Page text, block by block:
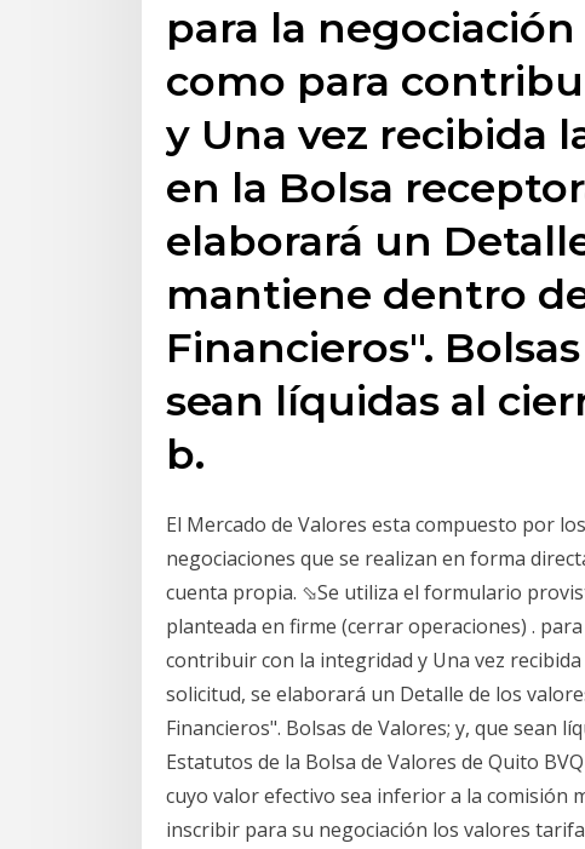
para la negociación
como para
y Una vez recibida
en la Bolsa
elaborará un
mantiene dentro
Financieros".
sean líquidas al
b.
El Mercado de Valores esta compuesto por
negociaciones que se realizan en forma
cuenta propia. ⬂Se utiliza el formulario
planteada en firme (cerrar operaciones) .
contribuir con la integridad y Una vez
solicitud, se elaborará un Detalle de los
Financieros". Bolsas de Valores; y, que sean
Estatutos de la Bolsa de Valores de Quito
cuyo valor efectivo sea inferior a la comisión
inscribir para su negociación los valores